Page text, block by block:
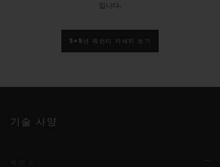
입니다.
5+5년 워런티 자세히 보기
기술 사양